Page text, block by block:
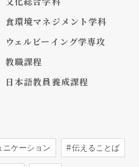
食環境マネジメント学科
ウェルビーイング学専攻
教職課程
日本語教員養成課程
ケーション 伝えることば